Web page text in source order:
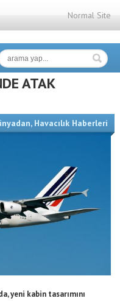
Normal Site
ATAK
, Havacılık Haberleri
yeni kabin tasarımını